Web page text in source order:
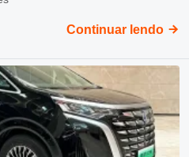
Continuar lendo